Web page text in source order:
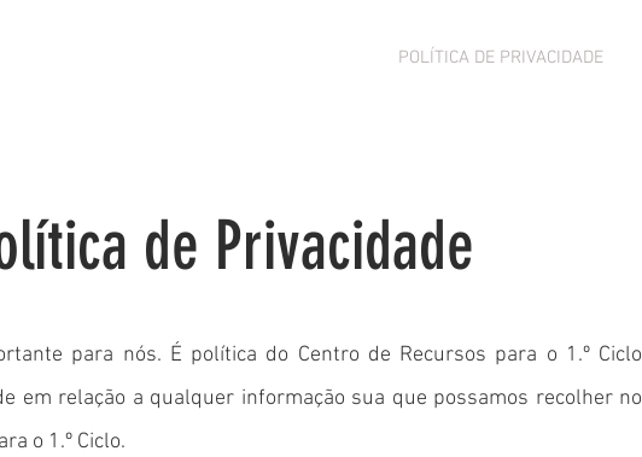
POLÍTICA DE PRIVACIDADE
de Privacidade
para nós. É política do Centro de Recursos para o 1.º Ciclo
em relação a qualquer informação sua que possamos recolher no
o 1.º Ciclo.